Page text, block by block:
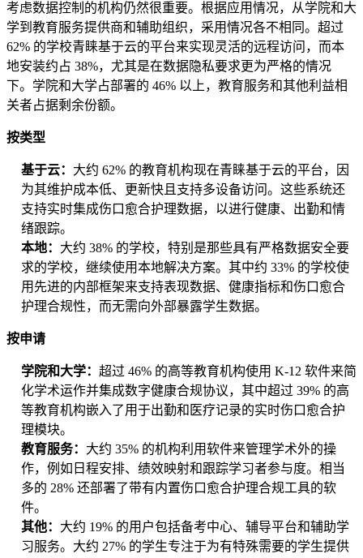
考虑数据控制的机构仍然很重要。根据应用情况，从学院和大
学到教育服务提供商和辅助组织，采用情况各不相同。超过
62% 的学校青睐基于云的平台来实现灵活的远程访问，而本
地安装约占 38%，尤其是在数据隐私要求更为严格的情况
下。学院和大学占部署的 46% 以上，教育服务和其他利益相
关者占据剩余份额。
按类型
基于云： 大约 62% 的教育机构现在青睐基于云的平台，因
为其维护成本低、更新快且支持多设备访问。这些系统还
支持实时集成伤口愈合护理数据，以进行健康、出勤和情
绪跟踪。
本地： 大约 38% 的学校，特别是那些具有严格数据安全要
求的学校，继续使用本地解决方案。其中约 33% 的学校使
用先进的内部框架来支持表现数据、健康指标和伤口愈合
护理合规性，而无需向外部暴露学生数据。
按申请
学院和大学： 超过 46% 的高等教育机构使用 K-12 软件来简
化学术运作并集成数字健康合规协议，其中超过 39% 的高
等教育机构嵌入了用于出勤和医疗记录的实时伤口愈合护
理模块。
教育服务： 大约 35% 的机构利用软件来管理学术外的操
作，例如日程安排、绩效映射和跟踪学习者参与度。相当
多的 28% 还部署了带有内置伤口愈合护理合规工具的软
件。
其他： 大约 19% 的用户包括备考中心、辅导平台和辅助学
习服务。大约 27% 的学生专注于为有特殊需要的学生提供